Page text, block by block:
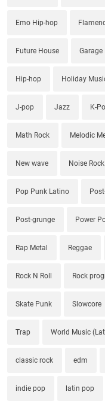
Emo Hip-hop
Future House Garage
Hip-hop Holiday
J-pop Jazz K-
Math Rock Melodic
New wave Noise Rock
Pop Punk Latino
Post-grunge Power
Rap Metal Reggae
Rock N Roll Rock
Skate Punk Slowcore
Trap World Music
classic rock edm
indie pop latin pop